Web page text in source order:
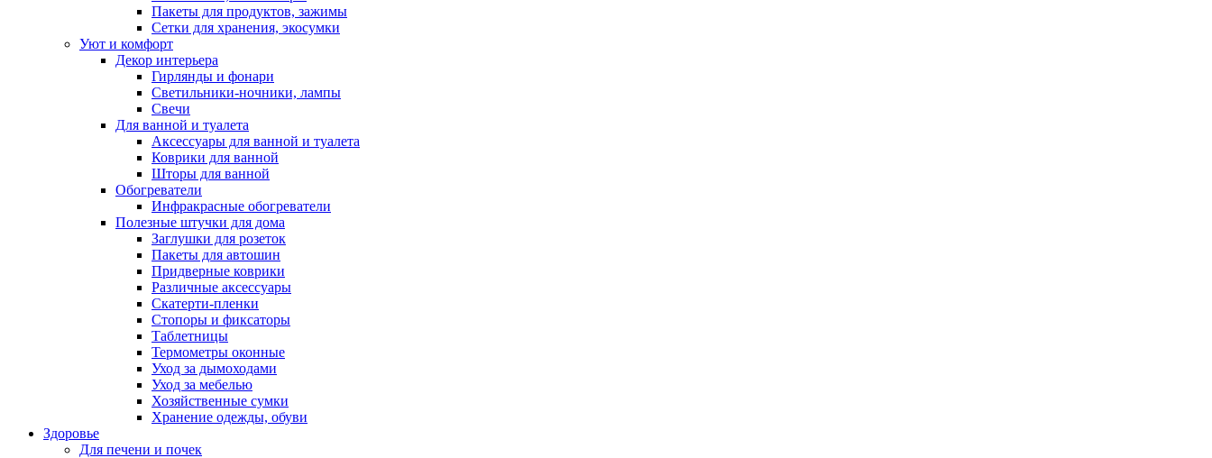
Пакеты для продуктов, зажимы
Сетки для хранения, экосумки
Уют и комфорт
Декор интерьера
Гирлянды и фонари
Светильники-ночники, лампы
Свечи
Для ванной и туалета
Аксессуары для ванной и туалета
Коврики для ванной
Шторы для ванной
Обогреватели
Инфракрасные обогреватели
Полезные штучки для дома
Заглушки для розеток
Пакеты для автошин
Придверные коврики
Различные аксессуары
Скатерти-пленки
Стопоры и фиксаторы
Таблетницы
Термометры оконные
Уход за дымоходами
Уход за мебелью
Хозяйственные сумки
Хранение одежды, обуви
Здоровье
Для печени и почек